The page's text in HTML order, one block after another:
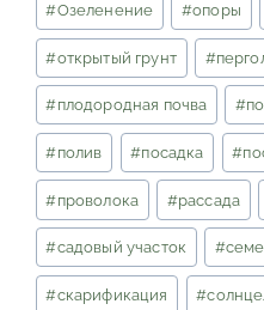
#Озеленение #опоры
#открытый грунт #
#плодородная почва #
#полив #посадка #
#проволока #рассада
#садовый участок #
#скарификация #